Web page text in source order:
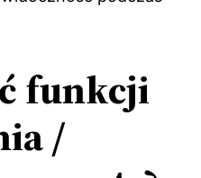
funkcji
/